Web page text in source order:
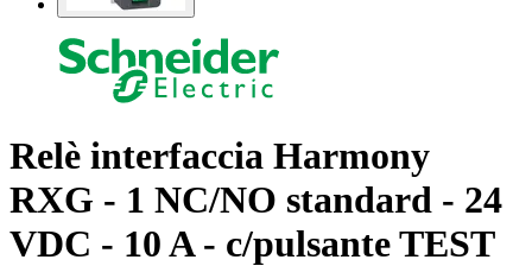
Relè interfaccia Harmony
RXG - 1 NC/NO standard - 24
VDC - 10 A - c/pulsante TEST